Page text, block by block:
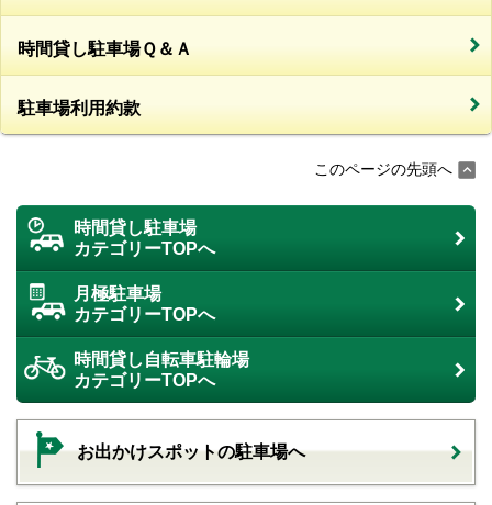
時間貸し駐車場Ｑ＆Ａ
駐車場利用約款
このページの先頭へ
時間貸し駐車場
カテゴリーTOPへ
月極駐車場
カテゴリーTOPへ
時間貸し自転車駐輪場
カテゴリーTOPへ
お出かけスポットの駐車場へ